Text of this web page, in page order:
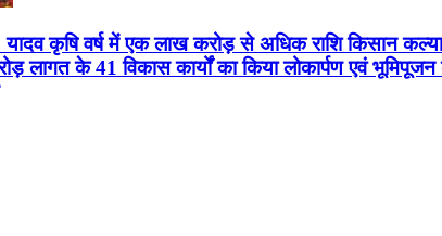
कृषि वर्ष में एक लाख करोड़ से अधिक राशि किसान
के 41 विकास कार्यों का किया लोकार्पण एवं